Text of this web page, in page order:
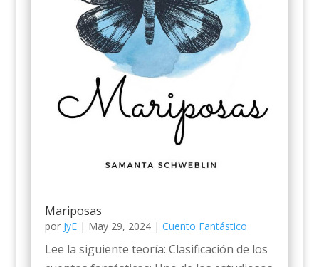
Mariposas
por JyE| May 29, 2024| Cuento Fantástico
Lee la siguiente teoría: Clasificación de los